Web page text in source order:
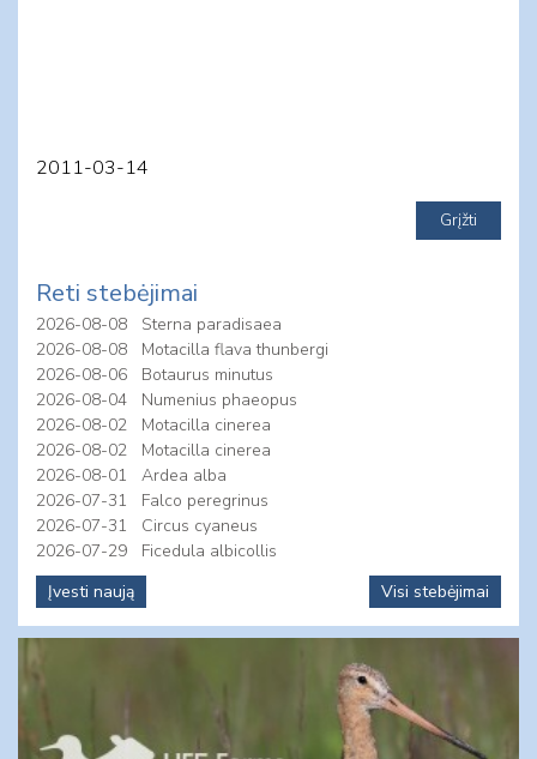
2011-03-14
Reti stebėjimai
2026-08-08
Sterna paradisaea
2026-08-08
Motacilla flava thunbergi
2026-08-06
Botaurus minutus
2026-08-04
Numenius phaeopus
2026-08-02
Motacilla cinerea
2026-08-02
Motacilla cinerea
2026-08-01
Ardea alba
2026-07-31
Falco peregrinus
2026-07-31
Circus cyaneus
2026-07-29
Ficedula albicollis
Įvesti naują
Visi stebėjimai